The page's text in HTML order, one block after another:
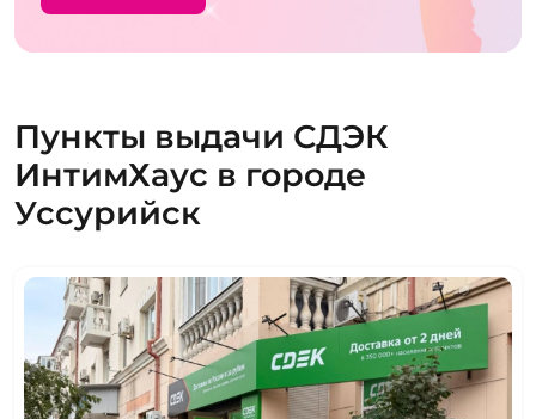
Пункты выдачи СДЭК
ИнтимХаус в городе
Уссурийск